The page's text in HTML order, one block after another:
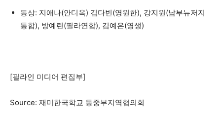
동상: 지애나(안디옥) 김다빈(영원한), 강지원(남부뉴저지
통합), 방예린(필라연합), 김예은(영생)
[필라인 미디어 편집부]
Source: 재미한국학교 동중부지역협의회